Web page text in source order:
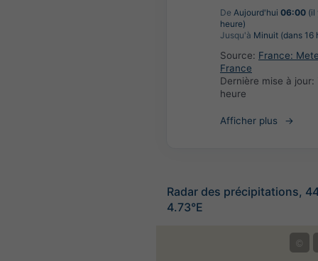
De Aujourd'hui 06:00 (il
heure)
Jusqu'à Minuit (dans 16
Source: France:
France
Dernière mise à jour:
heure
Afficher plus
Radar des précipitations,
4.73°E
©